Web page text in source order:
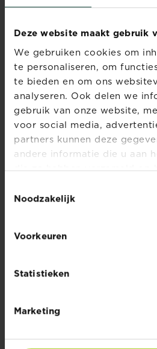
Deze website maakt gebruik
We gebruiken cookies om
te personaliseren, om
te bieden en om ons
analyseren. Ook delen we
gebruik van onze website,
voor social media,
partners kunnen deze
andere informatie die u aan
die ze hebben verzameld op
Noodzakelijk
Voorkeuren
Statistieken
Marketing
en
dieren.
gezonde
planten
kunnen
er
last
van
krijgen.
Als
zijn
Lees
De
wat
Lees